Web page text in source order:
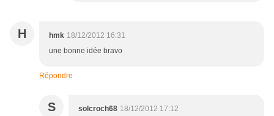
H hmk 18/12/2012 16:31
une bonne idée bravo
Répondre
S solcroch68 18/12/2012 17:12